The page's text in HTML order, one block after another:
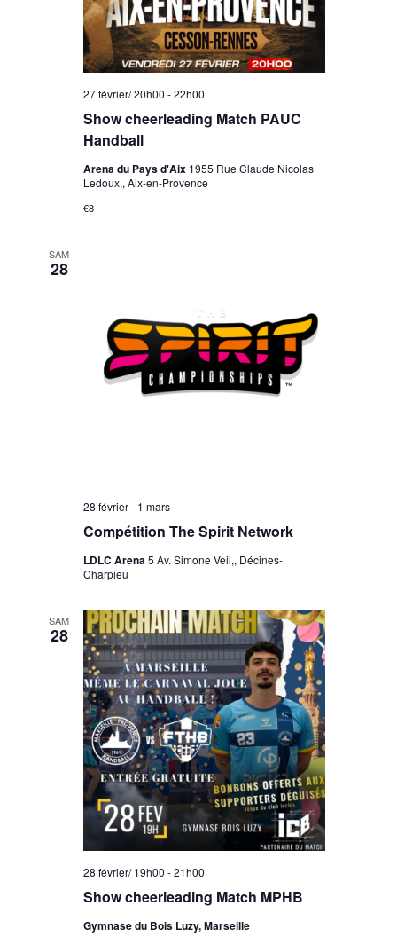
Show cheerleading Match PAUC
Handball
27 février/ 20h00 -22h00
Arena du Pays d'Aix 1955 Rue Claude Nicolas
Ledoux,, Aix-en-Provence
€8
SAM
28
Compétition The Spirit Network
28 février- 1 mars
LDLC Arena5 Av. Simone Veil,, Décines-
Charpieu
SAM
28
Show cheerleading Match MPHB
28 février/ 19h00 -21h00
Gymnase du Bois Luzy, Marseille